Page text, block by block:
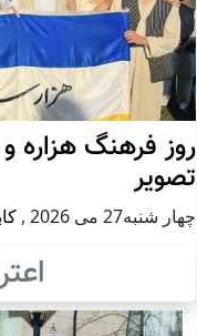
روز فرهنگ هزاره
تصویر
چهار شنبه27 می 2026 ,